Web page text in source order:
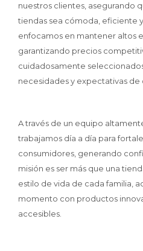
nuestros clientes, asegurando
tiendas sea cómoda, eficiente
enfocamos en mantener altos
garantizando precios
cuidadosamente
necesidades y expectativas de
A través de un equipo
trabajamos día a día para
consumidores, generando
misión es ser más que una
estilo de vida de cada familia,
momento con productos
accesibles.